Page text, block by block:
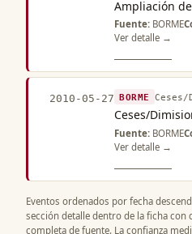
Ampliación
Fuente: BORME
Ver detalle →
2010-05-27 BORME
Ceses/
Fuente: BORME
Ver detalle →
Eventos ordenados por fecha
sección detalle dentro de la ficha
completa de fuente. La confianza